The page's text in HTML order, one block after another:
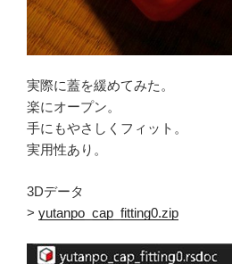
実際に蓋を緩めてみた。
楽にオープン。
手にもやさしくフィット。
実用性あり。
3Dデータ
> yutanpo_cap_fitting0.zip